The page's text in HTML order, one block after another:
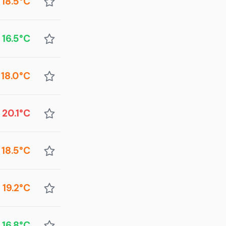
16.5°C
18.0°C
20.1°C
18.5°C
19.2°C